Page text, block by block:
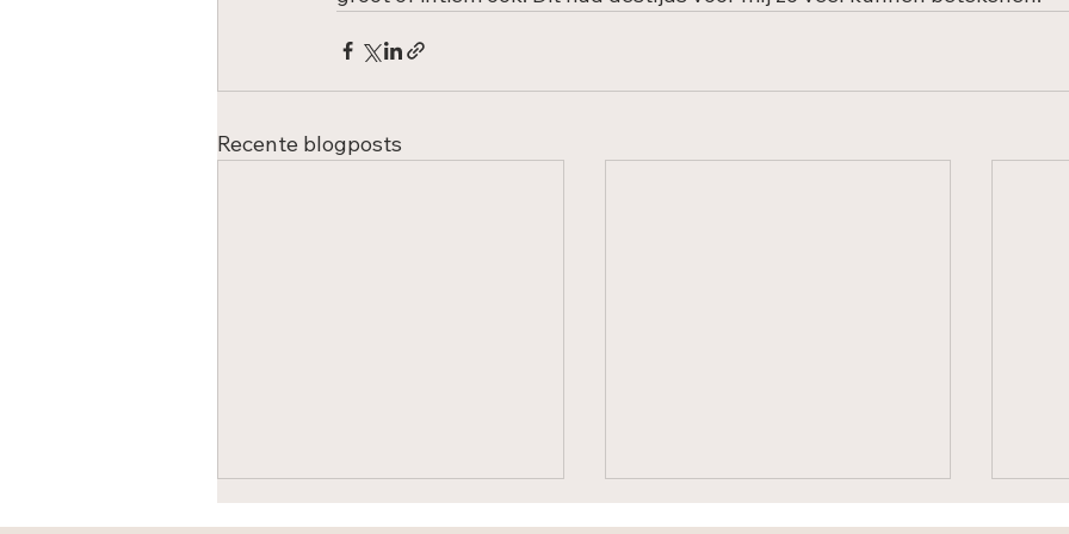
Recente blogposts